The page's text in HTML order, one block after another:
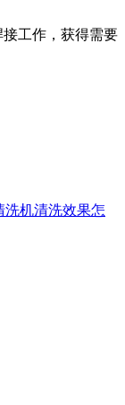
工作，获得需要
洗机清洗效果怎